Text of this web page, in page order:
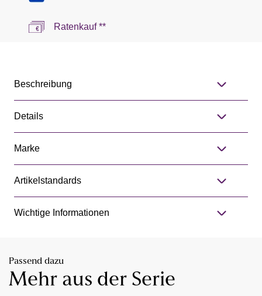
Ratenkauf **
Beschreibung
Details
Marke
Artikelstandards
Wichtige Informationen
Passend dazu
Mehr aus der Serie